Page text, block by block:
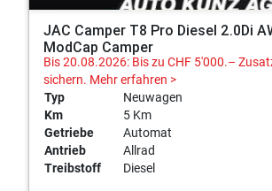
JAC Camper T8 Pro Diesel 2.0Di
ModCap Camper
Bis 20.08.2026: Bis zu CHF 5'000.–
sichern. Mehr erfahren >
Typ
Neuwagen
Km
5 Km
Getriebe
Automat
Antrieb
Allrad
Treibstoff
Diesel